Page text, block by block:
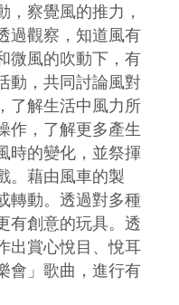
察覺風的推力，
過觀察，知道風有
微風的吹動下，有
動，共同討論風對
了解生活中風力所
作，了解更多產生
時的變化，並祭揮
。藉由風車的製
轉動。透過對多種
有創意的玩具。透
出賞心悅目、悅耳
會」歌曲，進行有